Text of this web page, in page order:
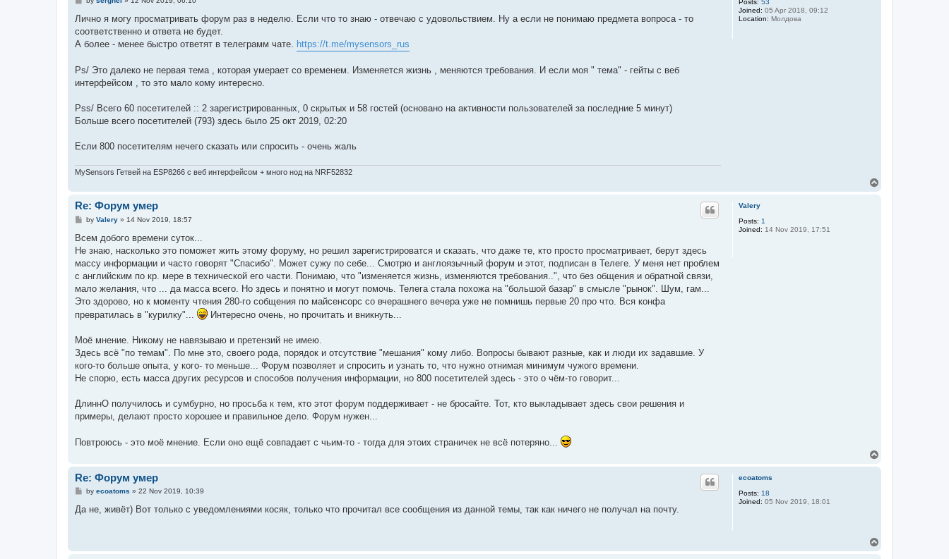
Posts: 53
Joined: 05 Apr 2018, 09:12
Location: Молдова
s
Лично я могу просматривать форум раз в неделю. Если что то знаю - отвечаю с удовольствием. Ну а если не понимаю предмета вопроса - то
соответственно и ответа не будет.
А более - менее быстро ответят в телеграмм чате. https://t.me/mysensors_rus
Ps/ Это далеко не первая тема , которая умерает со временем. Изменяется жизнь , меняются требования. И если моя " тема" - гейты с веб
интерфейсом , то это мало кому интересно.
Pss/ Всего 60 посетителей :: 2 зарегистрированных, 0 скрытых и 58 гостей (основано на активности пользователей за последние 5 минут)
Больше всего посетителей (793) здесь было 25 окт 2019, 02:20
Если 800 посетителям нечего сказать или спросить - очень жаль
MySensors Гетвей на ESP8266 с веб интерфейсом + много нод на NRF52832
Valery
Posts: 1
Joined: 14 Nov 2019, 17:51
Re: Форум умер
P
s
by Valery» 14 Nov 2019, 18:57
Всем добого времени суток...
Не знаю, насколько это поможет жить этому форуму, но решил зарегистрироватся и сказать, что даже те, кто просто просматривает, берут здесь
массу информации и часто говорят "Спасибо". Может сужу по себе... Смотрю и англоязычный форум и этот, подписан в Телеге. У меня нет проблем
с английским по кр. мере в технической его части. Понимаю, что "изменяется жизнь, изменяются требования..", что без общения и обратной связи,
мало желания, что ... да масса всего. Но здесь и понятно и могут помочь. Телега стала похожа на "большой базар" в смысле "рынок". Шум, гам...
Это здорово, но к моменту чтения 280-го собщения по майсенсорс со вчерашнего вечера уже не помнишь первые 20 про что. Вся конфа
превратилась в "курилку"...
Интересно очень, но прочитать и вникнуть...
Моё мнение. Никому не навязываю и претензий не имею.
Здесь всё "по темам". По мне это, своего рода, порядок и отсутствие "мешания" кому либо. Вопросы бывают разные, как и люди их задавшие. У
кого-то больше опыта, у кого- то меньше... Форум позволяет и спросить и узнать то, что нужно отнимая минимум чужого времени.
Не спорю, есть масса других ресурсов и способов получения информации, но 800 посетителей здесь - это о чём-то говорит...
ДлиннО получилось и сумбурно, но просьба к тем, кто этот форум поддерживает - не бросайте. Тот, кто выкладывает здесь свои решения и
примеры, делают просто хорошее и правильное дело. Форум нужен...
Повтроюсь - это моё мнение. Если оно ещё совпадает с чьим-то - тогда для этоих страничек не всё потеряно...
ecoatoms
Posts: 18
Joined: 05 Nov 2019, 18:01
Re: Форум умер
P
s
by ecoatoms » 22 Nov 2019, 10:39
Да не, живёт) Вот только с уведомлениями косяк, только что прочитал все сообщения из данной темы, так как ничего не получал на почту.